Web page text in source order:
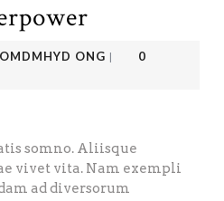
OMDMHYD ONG |
0
somno. Aliisque
vivet vita. Nam exempli
ad diversorum